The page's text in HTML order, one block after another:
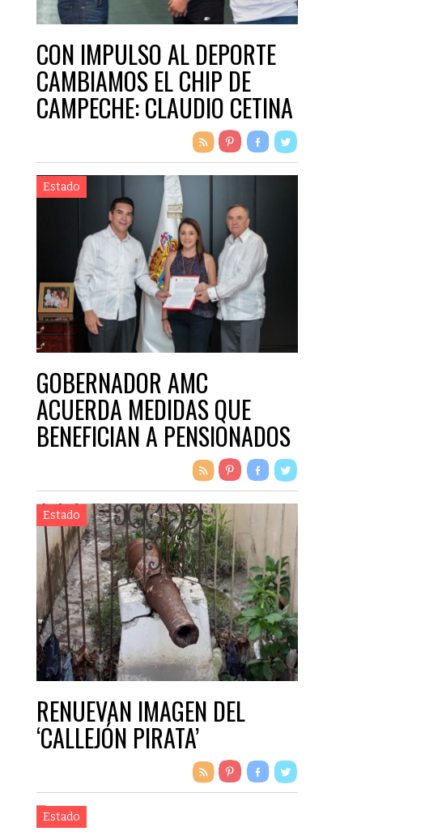
CON IMPULSO AL DEPORTE
CAMBIAMOS EL CHIP DE
CAMPECHE: CLAUDIO CETINA
Estado
GOBERNADOR AMC
ACUERDA MEDIDAS QUE
BENEFICIAN A PENSIONADOS
Y JUBILADOS ESTATALES
Estado
RENUEVAN IMAGEN DEL
‘CALLEJÓN PIRATA’
Estado